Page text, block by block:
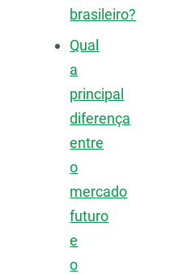
brasileiro?
Qual
a
principal
diferença
entre
o
mercado
futuro
e
o